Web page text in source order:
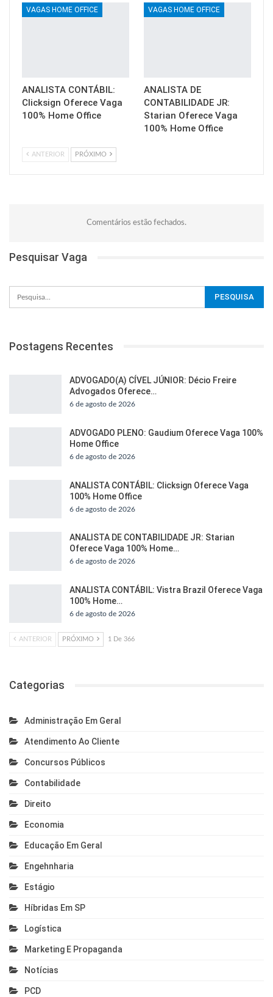
VAGAS HOME OFFICE
ANALISTA CONTÁBIL:
Clicksign Oferece Vaga
100% Home Office
VAGAS HOME OFFICE
ANALISTA DE
CONTABILIDADE JR:
Starian Oferece Vaga
100% Home Office
ANTERIOR PRÓXIMO
Comentários estão fechados.
Pesquisar Vaga
Postagens Recentes
ADVOGADO(A) CÍVEL JÚNIOR: Décio Freire
Advogados Oferece…
6 de agosto de 2026
ADVOGADO PLENO: Gaudium Oferece Vaga 100%
Home Office
6 de agosto de 2026
ANALISTA CONTÁBIL: Clicksign Oferece Vaga
100% Home Office
6 de agosto de 2026
ANALISTA DE CONTABILIDADE JR: Starian
Oferece Vaga 100% Home…
6 de agosto de 2026
ANALISTA CONTÁBIL: Vistra Brazil Oferece Vaga
100% Home…
6 de agosto de 2026
ANTERIOR PRÓXIMO 1 De 366
Categorias
Administração Em Geral
Atendimento Ao Cliente
Concursos Públicos
Contabilidade
Direito
Economia
Educação Em Geral
Engehnharia
Estágio
Híbridas Em SP
Logística
Marketing E Propaganda
Notícias
PCD